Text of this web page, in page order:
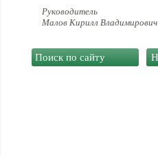
Руководитель
Малов Кирилл Владимирович